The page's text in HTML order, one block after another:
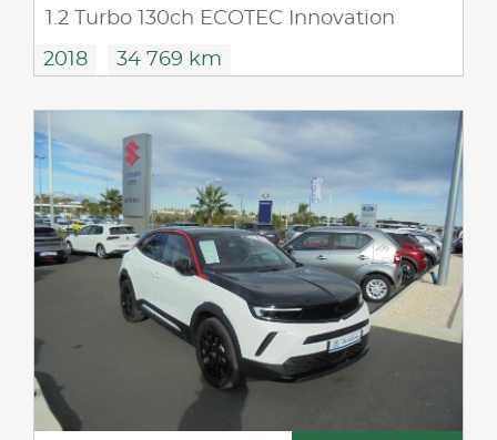
1.2 Turbo 130ch ECOTEC Innovation
2018 34 769 km